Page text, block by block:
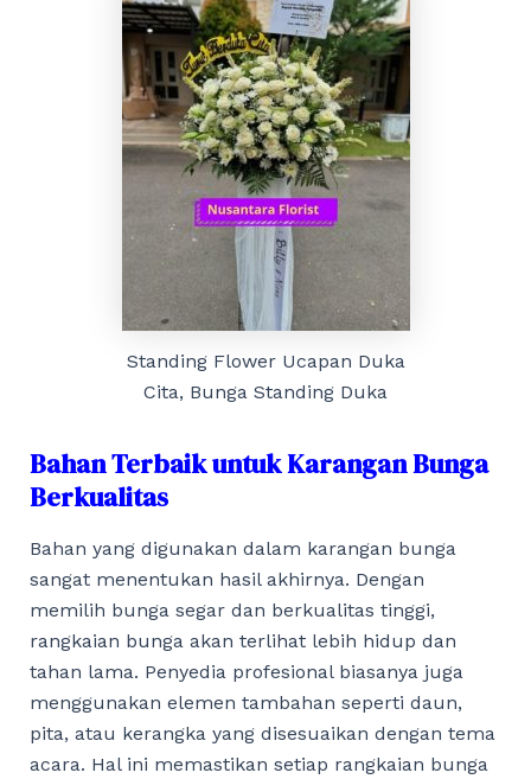
Standing Flower Ucapan Duka
Cita, Bunga Standing Duka
Bahan Terbaik untuk Karangan Bunga
Berkualitas
Bahan yang digunakan dalam karangan bunga
sangat menentukan hasil akhirnya. Dengan
memilih bunga segar dan berkualitas tinggi,
rangkaian bunga akan terlihat lebih hidup dan
tahan lama. Penyedia profesional biasanya juga
menggunakan elemen tambahan seperti daun,
pita, atau kerangka yang disesuaikan dengan tema
acara. Hal ini memastikan setiap rangkaian bunga